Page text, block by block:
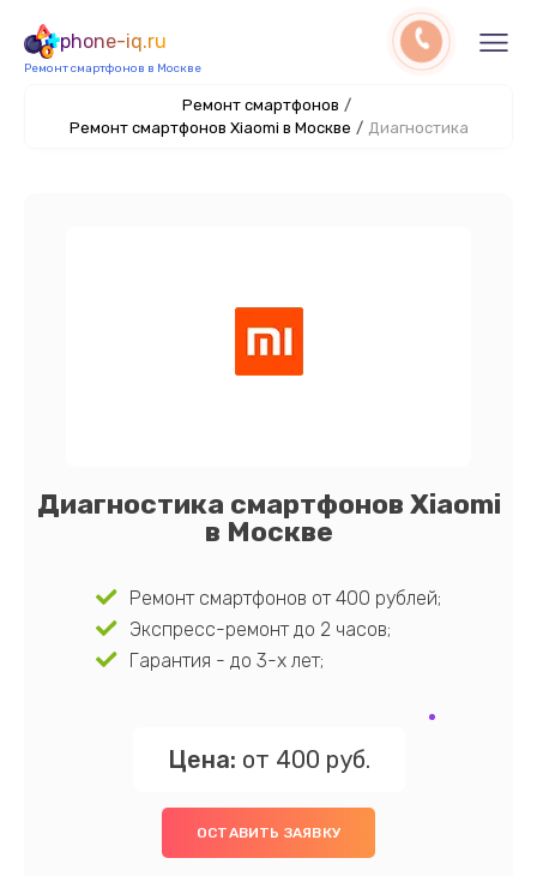
phone-iq.ru
Ремонт смартфонов в Москве
Ремонт смартфонов /
Ремонт смартфонов Xiaomi в Москве / Диагностика
Диагностика смартфонов Xiaomi
в Москве
Ремонт смартфонов от 400 рублей;
Экспресс-ремонт до 2 часов;
Гарантия - до 3-х лет;
Цена: от 400 руб.
ОСТАВИТЬ ЗАЯВКУ